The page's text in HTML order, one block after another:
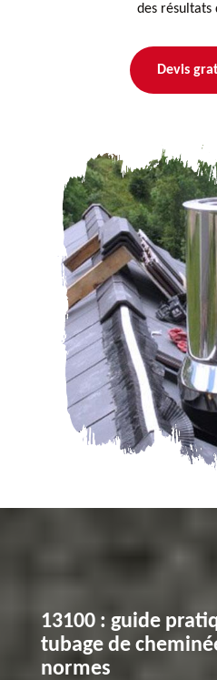
des résultats
Devis
13100 : guide
tubage de
normes